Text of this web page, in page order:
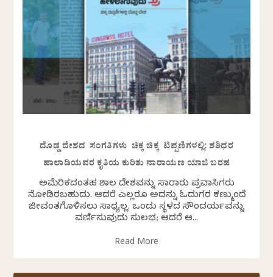
ದೊಡ್ಡ ದೇಶದ ಸಂಗತಿಗಳು ಚಿಕ್ಕ ಚಿಕ್ಕ ಟಿಪ್ಪಣಿಗಳಲ್ಲಿ: ಶಶಿಧರ
ಹಾಲಾಡಿಯವರ ಕೃತಿಯ ಕುರಿತು ನಾರಾಯಣ ಯಾಜಿ ಬರಹ
ಅಮೆರಿಕದಂತಹ ವಿಶಾಲ ದೇಶವನ್ನು ಸಾವಿರಾರು ಪ್ರವಾಸಿಗರು
ನೋಡಿರಬಹುದು. ಆದರೆ ಎಲ್ಲರೂ ಅದನ್ನು ಓದುಗರ ಕಣ್ಮುಂದೆ
ಜೀವಂತಗೊಳಿಸಲು ಸಾಧ್ಯವಿಲ್ಲ. ಒಂದು ಸ್ಥಳದ ಸೌಂದರ್ಯವನ್ನು
ವರ್ಣಿಸುವುದು ಸುಲಭ; ಆದರೆ ಆ...
Read More